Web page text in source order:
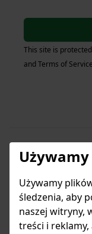
Używamy
śledzenia, aby
naszej witryny,
treści i
This site is
and Terms of Service
Jak
Jesteśmy do
do